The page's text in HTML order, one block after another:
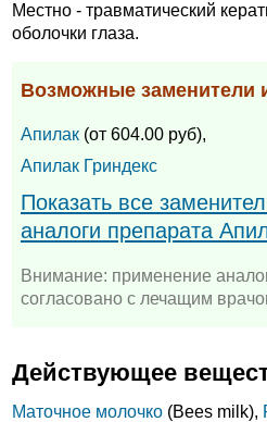
Местно - травматический
оболочки глаза.
Возможные заменители
Апилак (от 604.00 руб),
Апилак Гриндекс
Показать все
аналоги препарата
Внимание: применение
согласовано с лечащим
Действующее
Маточное молочко (Bees milk),